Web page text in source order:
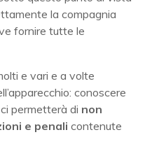
la compagnia
fornire tutte le
e vari e a volte
conoscere
permetterà di non
e penali contenute